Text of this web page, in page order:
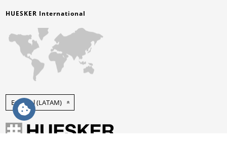
HUESKER International
Español (LATAM)